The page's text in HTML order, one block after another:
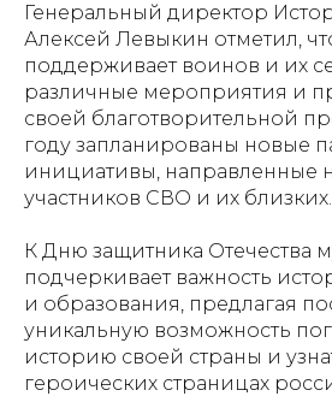
Генеральный директор
Алексей Левыкин отметил,
поддерживает воинов и их
различные мероприятия и
своей благотворительной
году запланированы новые
инициативы, направленные
участников СВО и их близких.
К Дню защитника Отечества
подчеркивает важность
и образования, предлагая
уникальную возможность
историю своей страны и
героических страницах